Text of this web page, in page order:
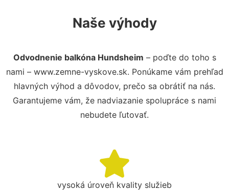
Naše výhody
Odvodnenie balkóna Hundsheim – poďte do toho s
nami – www.zemne-vyskove.sk. Ponúkame vám prehľad
hlavných výhod a dôvodov, prečo sa obrátiť na nás.
Garantujeme vám, že nadviazanie spolupráce s nami
nebudete ľutovať.
vysoká úroveň kvality služieb